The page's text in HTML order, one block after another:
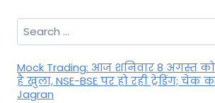
Search
for:
Mock Trading: आज शनिवार 8 अगस्त
है खुला, NSE-BSE पर हो रही ट्रेडिंग; चेक
Jagran